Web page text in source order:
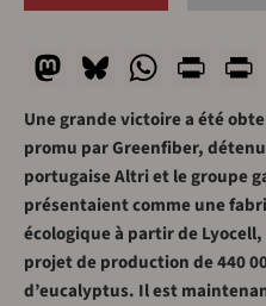
Mastodon
Bluesky
Une grande victoire a été
promu par Greenfiber,
portugaise Altri et le groupe
présentaient comme une
écologique à partir de
projet de production de 440
d’eucalyptus. Il est